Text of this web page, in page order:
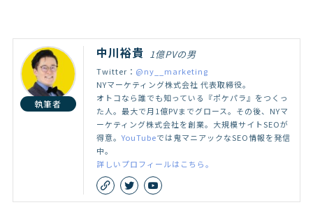
執筆者
中川裕貴 1億PVの男
Twitter： @ny__marketing
NYマーケティング株式会社 代表取締役。
オトコなら誰でも知っている『ポケパラ』をつくっ
た人。最大で月1億PVまでグロース。その後、NYマ
ーケティング株式会社を創業。大規模サイトSEOが
得意。YouTubeでは鬼マニアックなSEO情報を発信
中。
詳しいプロフィールはこちら。